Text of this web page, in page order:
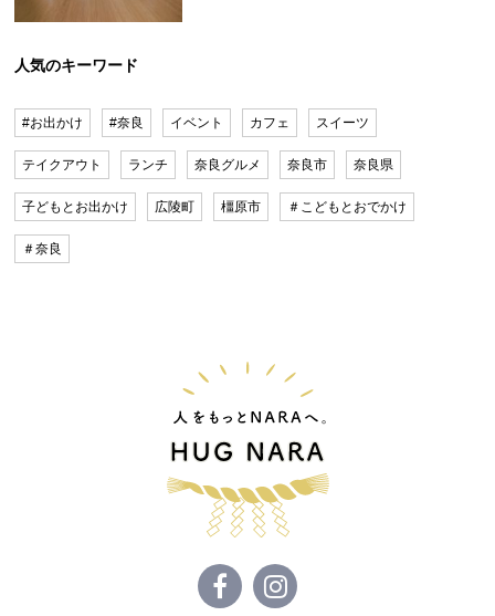
人気のキーワード
#お出かけ #奈良 イベント カフェ スイーツ
テイクアウト ランチ 奈良グルメ 奈良市 奈良県
子どもとお出かけ 広陵町 橿原市 ＃こどもとおでかけ
＃奈良